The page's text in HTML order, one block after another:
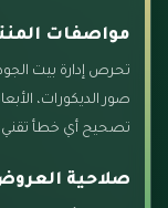
مواصفات
تحرص إدارة بيت
صور الديكورات،
تصحيح أي خطأ
صلاحية